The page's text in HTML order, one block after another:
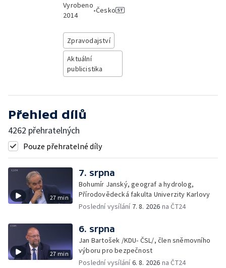
Vyrobeno
2014
•Česko
Zpravodajství
Aktuální
publicistika
Přehled dílů
4262 přehratelných
Pouze přehratelné díly
27 min
7. srpna
Bohumír Janský, geograf a hydrolog,
Přírodovědecká fakulta Univerzity Karlovy
Poslední vysílání 7. 8. 2026 na ČT24
27 min
6. srpna
Jan Bartošek /KDU- ČSL/, člen sněmovního
výboru pro bezpečnost
Poslední vysílání6. 8. 2026 na ČT24